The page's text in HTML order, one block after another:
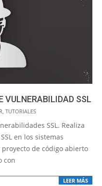
VULNERABILIDAD SSL
TUTORIALES
SSL. Realiza
en los sistemas
de código abierto
con
LEER MÁS